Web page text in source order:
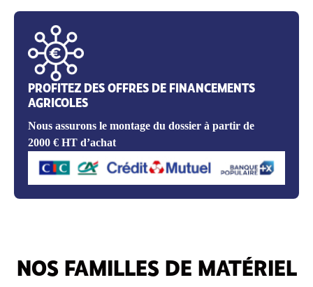
PROFITEZ DES OFFRES DE FINANCEMENTS
AGRICOLES
Nous assurons le montage du dossier à partir de
2000 € HT d’achat
NOS FAMILLES DE MATÉRIEL